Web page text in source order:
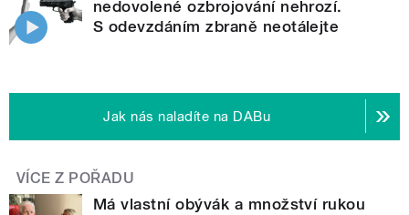
nedovolené ozbrojování nehrozí.
S odevzdáním zbraně neotálejte
Jak nás naladíte na DABu
VÍCE Z POŘADU
Má vlastní obývák a množství rukou